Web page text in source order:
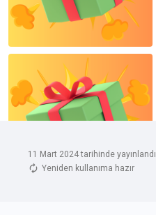
11 Mart 2024 tarihinde yayınlandı
Yeniden kullanıma hazır